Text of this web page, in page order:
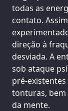
todas as
contato.
direção à
desviada. A
sob ataque
pré-existentes
tonturas, bem
da mente.